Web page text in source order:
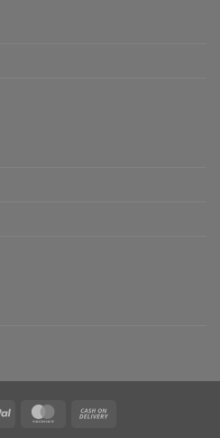
PayPal MasterCard